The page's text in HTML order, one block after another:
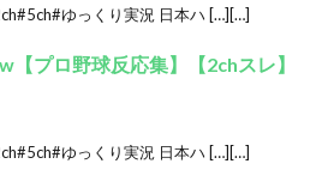
ゆっくり実況 日本ハ […][…]
プロ野球反応集】【2chスレ】
ゆっくり実況 日本ハ […][…]